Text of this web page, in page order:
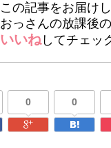
この記事をお届け
おっさんの放課後
いいねしてチェッ
0 0